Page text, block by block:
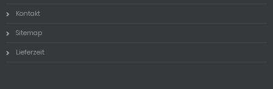
Kontakt
Sitemap
Lieferzeit